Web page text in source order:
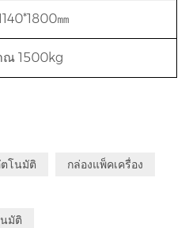
㎜
ณ 1500kg
ตโนมัติ
กล่องแพ็คเครื่อง
มัติ